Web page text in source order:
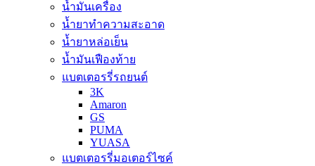
น้ำมันเครื่อง
น้ำยาทำความสะอาด
น้ำยาหล่อเย็น
น้ำมันเฟืองท้าย
แบตเตอรรี่รถยนต์
3K
Amaron
GS
PUMA
YUASA
แบตเตอรรี่มอเตอร์ไซค์